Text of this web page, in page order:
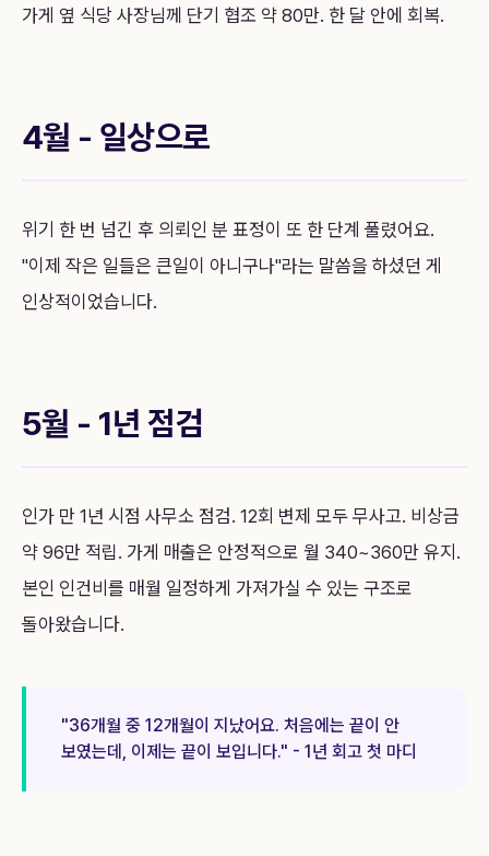
가게 옆 식당 사장님께 단기 협조 약 80만. 한 달 안에 회복.
4월 - 일상으로
위기 한 번 넘긴 후 의뢰인 분 표정이 또 한 단계 풀렸어요.
"이제 작은 일들은 큰일이 아니구나"라는 말씀을 하셨던 게
인상적이었습니다.
5월 - 1년 점검
인가 만 1년 시점 사무소 점검. 12회 변제 모두 무사고. 비상금
약 96만 적립. 가게 매출은 안정적으로 월 340~360만 유지.
본인 인건비를 매월 일정하게 가져가실 수 있는 구조로
돌아왔습니다.
"36개월 중 12개월이 지났어요. 처음에는 끝이 안
보였는데, 이제는 끝이 보입니다." - 1년 회고 첫 마디